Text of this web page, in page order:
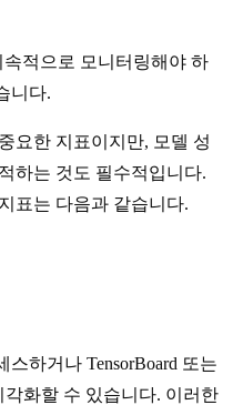
속적으로 모니터링해야 하
니다.
요한 지표이지만, 모델 성
하는 것도 필수적입니다.
표는 다음과 같습니다.
하거나 TensorBoard 또는
화할 수 있습니다. 이러한